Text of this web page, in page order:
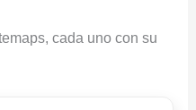
cada uno con su